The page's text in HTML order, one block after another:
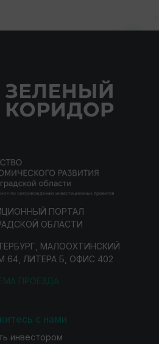
ПОРТАЛ
ОБЛАСТИ
МАЛООХТИНСКИЙ
64, ЛИТЕРА Б, ОФИС 402
ПРОЕЗДА
с нами
инвестором